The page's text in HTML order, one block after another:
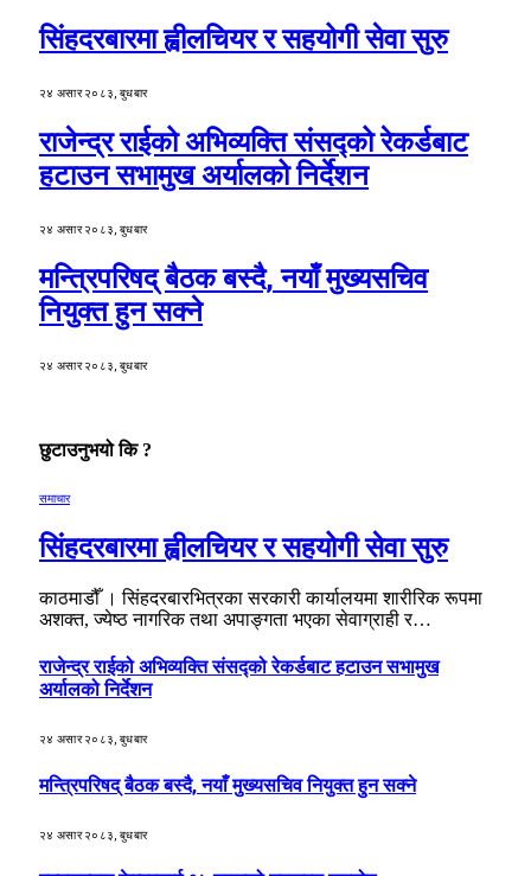
सिंहदरबारमा ह्वीलचियर र सहयोगी सेवा सुरु
२४ असार २०८३, बुधबार
राजेन्द्र राईको अभिव्यक्ति संसद्को रेकर्डबाट
हटाउन सभामुख अर्यालको निर्देशन
२४ असार २०८३, बुधबार
मन्त्रिपरिषद् बैठक बस्दै, नयाँ मुख्यसचिव
नियुक्त हुन सक्ने
२४ असार २०८३, बुधबार
छुटाउनुभयो कि ?
समाचार
सिंहदरबारमा ह्वीलचियर र सहयोगी सेवा सुरु
काठमाडौँ । सिंहदरबारभित्रका सरकारी कार्यालयमा शारीरिक रूपमा
अशक्त, ज्येष्ठ नागरिक तथा अपाङ्गता भएका सेवाग्राही र…
राजेन्द्र राईको अभिव्यक्ति संसद्को रेकर्डबाट हटाउन सभामुख
अर्यालको निर्देशन
२४ असार २०८३, बुधबार
मन्त्रिपरिषद् बैठक बस्दै, नयाँ मुख्यसचिव नियुक्त हुन सक्ने
२४ असार २०८३, बुधबार